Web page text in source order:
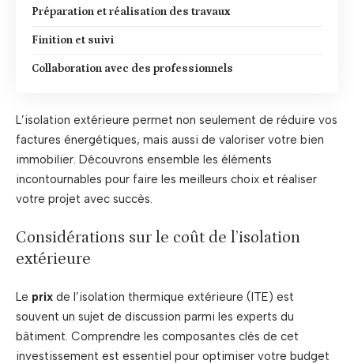
Préparation et réalisation des travaux
Finition et suivi
Collaboration avec des professionnels
L’isolation extérieure permet non seulement de réduire vos
factures énergétiques, mais aussi de valoriser votre bien
immobilier. Découvrons ensemble les éléments
incontournables pour faire les meilleurs choix et réaliser
votre projet avec succès.
Considérations sur le coût de l’isolation
extérieure
Le prix de l’isolation thermique extérieure (ITE) est
souvent un sujet de discussion parmi les experts du
bâtiment. Comprendre les composantes clés de cet
investissement est essentiel pour optimiser votre budget